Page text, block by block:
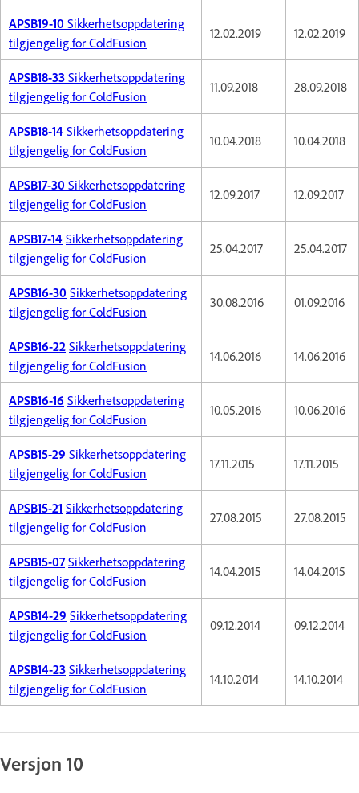
APSB19-10 Sikkerhetsoppdatering
tilgjengelig for ColdFusion
12.02.2019 12.02.2019
APSB18-33 Sikkerhetsoppdatering
tilgjengelig for ColdFusion
11.09.2018 28.09.2018
APSB18-14 Sikkerhetsoppdatering
tilgjengelig for ColdFusion
10.04.2018 10.04.2018
APSB17-30 Sikkerhetsoppdatering
tilgjengelig for ColdFusion
12.09.2017 12.09.2017
APSB17-14 Sikkerhetsoppdatering
tilgjengelig for ColdFusion
25.04.2017 25.04.2017
APSB16-30 Sikkerhetsoppdatering
tilgjengelig for ColdFusion
30.08.2016 01.09.2016
APSB16-22 Sikkerhetsoppdatering
tilgjengelig for ColdFusion
14.06.2016 14.06.2016
APSB16-16 Sikkerhetsoppdatering
tilgjengelig for ColdFusion
10.05.2016 10.06.2016
APSB15-29 Sikkerhetsoppdatering
tilgjengelig for ColdFusion
17.11.2015 17.11.2015
APSB15-21 Sikkerhetsoppdatering
tilgjengelig for ColdFusion
27.08.2015 27.08.2015
APSB15-07 Sikkerhetsoppdatering
tilgjengelig for ColdFusion
14.04.2015 14.04.2015
APSB14-29 Sikkerhetsoppdatering
tilgjengelig for ColdFusion
09.12.2014 09.12.2014
APSB14-23 Sikkerhetsoppdatering
tilgjengelig for ColdFusion
14.10.2014 14.10.2014
Versjon 10